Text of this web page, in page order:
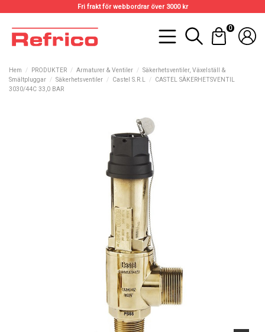
Fri frakt för webbordrar över 3000 kr
0
Hem PRODUKTER Armaturer & Ventiler
Säkerhetsventiler, Växelställ &
Smältpluggar
Säkerhetsventiler Castel S.R.L
CASTEL SÄKERHETSVENTIL
3030/44C 33,0 BAR